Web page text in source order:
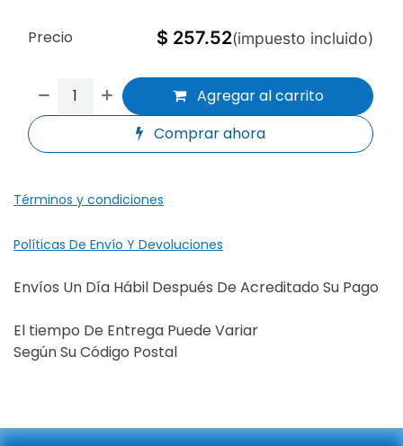
Agregar al carrito
Comprar ahora
Precio $ 257.52(impuesto incluido)
Términos y condiciones
Políticas De Envío Y Devoluciones
Envíos Un Día Hábil Después De Acreditado Su Pago
El tiempo De Entrega Puede Variar
Según Su Código Postal